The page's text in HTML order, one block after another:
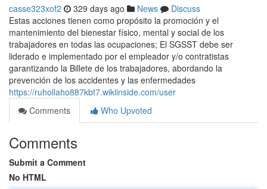
casse323xof2 329 days ago News
Discuss
Estas acciones tienen como propósito la promoción y el
mantenimiento del bienestar físico, mental y social de los
trabajadores en todas las ocupaciones; El SGSST debe ser
liderado e implementado por el empleador y/o contratistas
garantizando la Billete de los trabajadores, abordando la
prevención de los accidentes y las enfermedades
https://ruhollaho887kbt7.wikiinside.com/user
Comments
Who Upvoted
Comments
Submit a Comment
No HTML